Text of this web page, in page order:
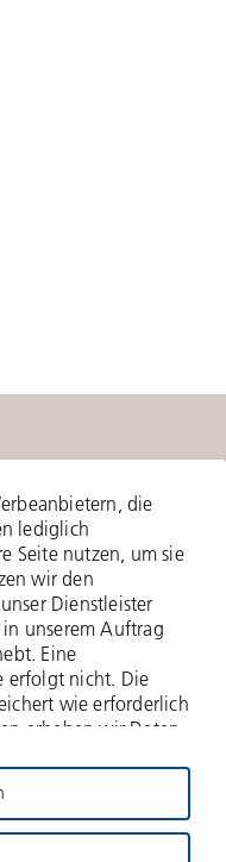
die
lediglich
Seite nutzen, um sie
wir den
Dienstleister
unserem Auftrag
Eine
erfolgt nicht. Die
wie erforderlich
erheben wir Daten
und Ihrer
Aufrufe, zu
über weitere
schließlich